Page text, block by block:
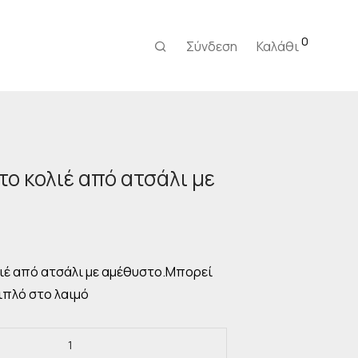
Σύνδεση Καλάθι0
κολιέ από ατσάλι με
€.
από ατσάλι με αμέθυστο.Μπορεί
στο λαιμό